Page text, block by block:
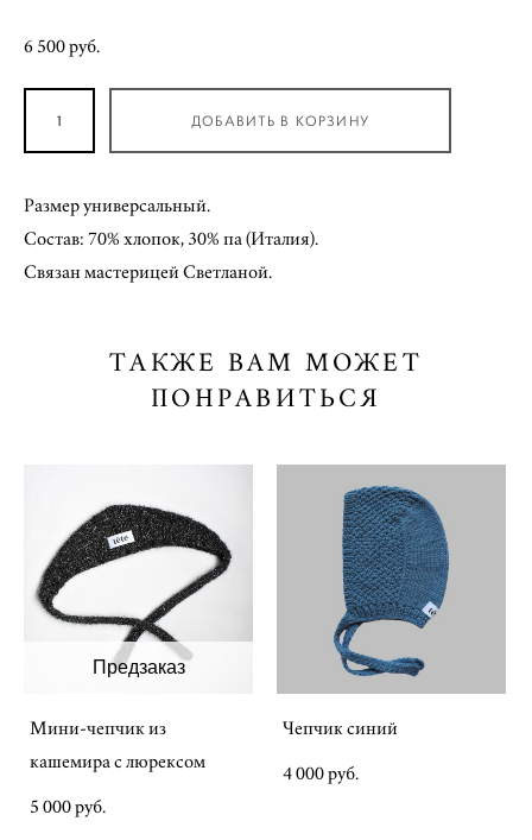
6 500 pуб.
ДОБАВИТЬ В КОРЗИНУ
Размер универсальный.
Состав: 70% хлопок, 30% па (Италия).
Связан мастерицей Светланой.
ТАКЖЕ ВАМ МОЖЕТ
ПОНРАВИТЬСЯ
Предзаказ
Мини-чепчик из
кашемира с люрексом
5 000 pуб.
Чепчик синий
4 000 pуб.